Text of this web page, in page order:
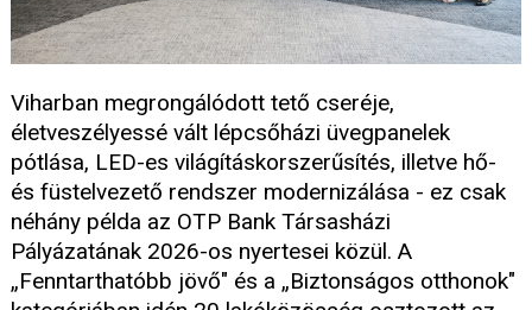
Viharban megrongálódott tető cseréje,
életveszélyessé vált lépcsőházi üvegpanelek
pótlása, LED-es világításkorszerűsítés, illetve hő-
és füstelvezető rendszer modernizálása - ez csak
néhány példa az OTP Bank Társasházi
Pályázatának 2026-os nyertesei közül. A
„Fenntarthatóbb jövő" és a „Biztonságos otthonok"